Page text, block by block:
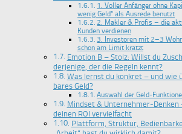
1. Voller Anfänger ohne
wenig Geld“ als Ausrede benutzt
2. Makler & Profis – die
Kunden verdienen
3. Investoren mit 2–3
schon am Limit kratzt
Emotion B – Stolz: Willst du
derjenige, der die Regeln kennt?
Was lernst du konkret – und wie
bares Geld?
Auswahl der Geld-
Mindset & Unternehmer-Denken
deinen ROI vervielfacht
Plattform, Struktur,